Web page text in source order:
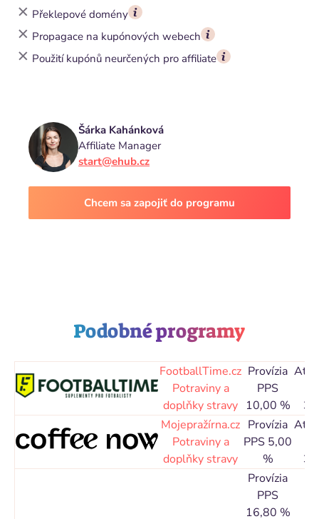
Překlepové domény
Propagace na kupónových webech
Použití kupónů neurčených pro affiliate
Šárka Kahánková
Affiliate Manager
start@ehub.cz
Chcem sa zapojiť do programu
Podobné programy
FootballTime.cz
Potraviny a
doplňky stravy
Provízia
PPS
10,00 %
Mojepražírna.cz
Potraviny a
doplňky stravy
Provízia
PPS 5,00
%
Provízia
PPS
16,80 %